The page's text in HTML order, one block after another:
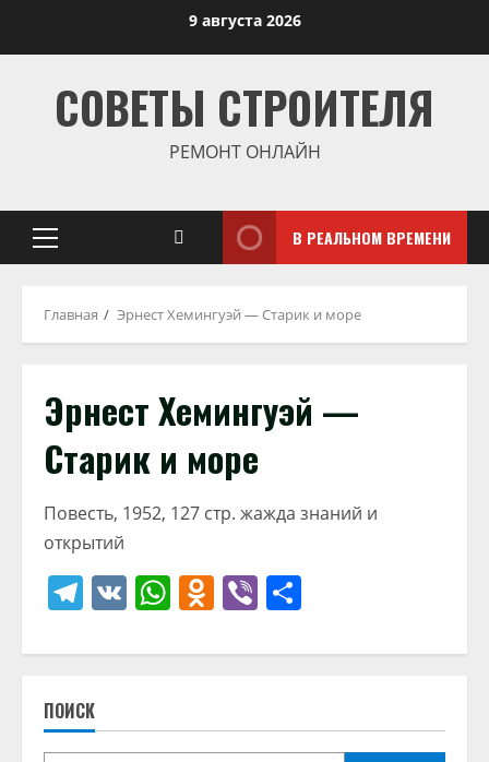
9 августа 2026
СОВЕТЫ СТРОИТЕЛЯ
РЕМОНТ ОНЛАЙН
Основное
В РЕАЛЬНОМ ВРЕМЕНИ
Главная Эрнест Хемингуэй — Старик и море
Эрнест Хемингуэй —
Старик и море
Повесть, 1952, 127 стр. жажда знаний и
открытий
Telegram
VK WhatsApp
Odnoklassniki
Viber
ПОИСК